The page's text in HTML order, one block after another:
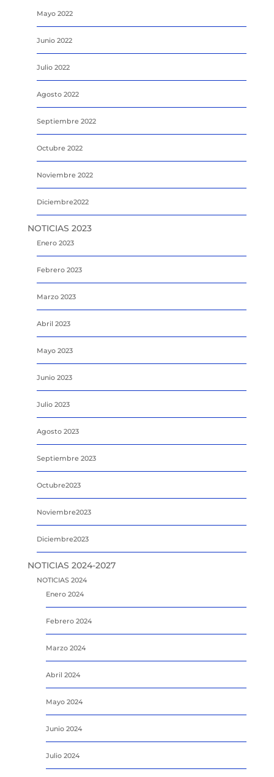
Mayo 2022
Junio 2022
Julio 2022
Agosto 2022
Septiembre 2022
Octubre 2022
Noviembre 2022
Diciembre2022
NOTICIAS 2023
Enero 2023
Febrero 2023
Marzo 2023
Abril 2023
Mayo 2023
Junio 2023
Julio 2023
Agosto 2023
Septiembre 2023
Octubre2023
Noviembre2023
Diciembre2023
NOTICIAS 2024-2027
NOTICIAS 2024
Enero 2024
Febrero 2024
Marzo 2024
Abril 2024
Mayo 2024
Junio 2024
Julio 2024